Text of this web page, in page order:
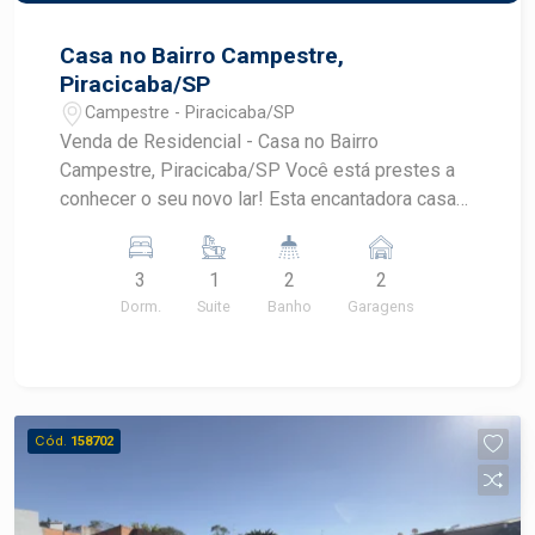
Casa no Bairro Campestre,
Piracicaba/SP
Campestre - Piracicaba/SP
Venda de Residencial - Casa no Bairro
Campestre, Piracicaba/SP Você está prestes a
conhecer o seu novo lar! Esta encantadora casa
esperava para viver com conforto e qualidade.
Características do Imóvel: - Localização: Situada
em uma das áreas mais valorizadas de
Construída: 173,00 m² - Dormitórios: 3 amplos
dormitórios, perfeitos para acomodar sua família
3
Dorm.
1
Suite
2
Banho
2
Garagens
Cód. 158702